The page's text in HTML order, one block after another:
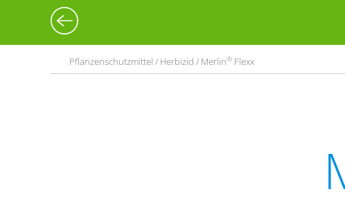
Pflanzenschutzmittel / Herbizid / Merlin® Flexx